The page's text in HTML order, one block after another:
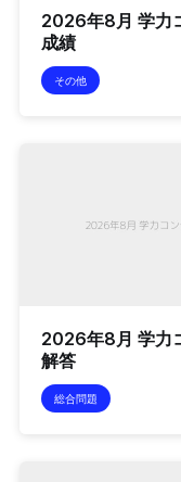
2026年8月 学力
成績
その他
2026年8月 学力
解答
総合問題